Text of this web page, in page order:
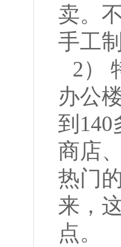
卖。
手工
2）
办公
到
商店
热门
来，
点。